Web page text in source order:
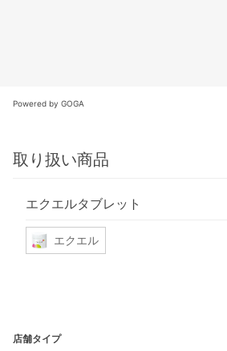
Powered by GOGA
取り扱い商品
エクエルタブレット
エクエル
店舗タイプ